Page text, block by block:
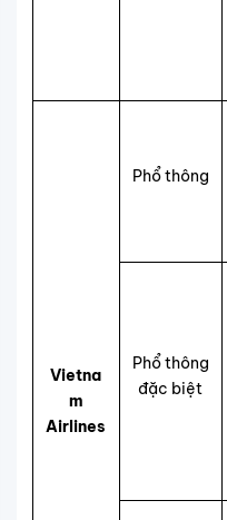
Vietna
m
Airlines
Phổ thông
Phổ thông
đặc biệt